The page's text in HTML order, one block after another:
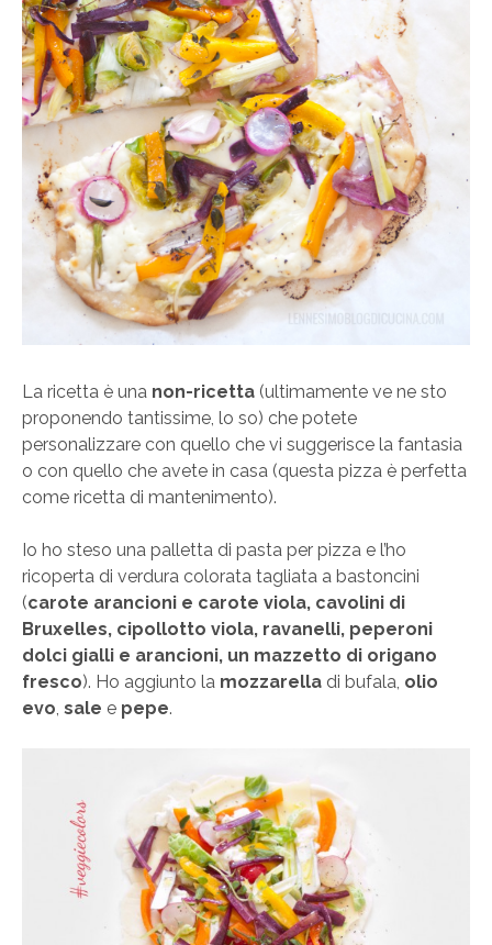
La ricetta è una non-ricetta (ultimamente ve ne sto
proponendo tantissime, lo so) che potete
personalizzare con quello che vi suggerisce la fantasia
o con quello che avete in casa (questa pizza è perfetta
come ricetta di mantenimento).
Io ho steso una palletta di pasta per pizza e l’ho
ricoperta di verdura colorata tagliata a bastoncini
(carote arancioni e carote viola, cavolini di
Bruxelles, cipollotto viola, ravanelli, peperoni
dolci gialli e arancioni, un mazzetto di origano
fresco). Ho aggiunto la mozzarella di bufala, olio
evo sale e pepe.